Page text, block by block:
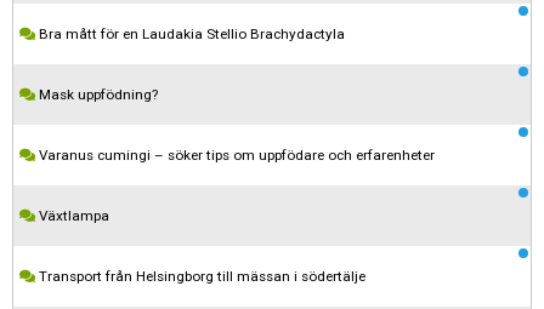
Bra mått för en Laudakia Stellio Brachydactyla
Mask uppfödning?
Varanus cumingi – söker tips om uppfödare och erfarenheter
Växtlampa
Transport från Helsingborg till mässan i södertälje